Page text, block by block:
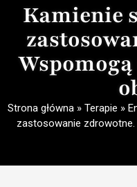
Kamienie
Strona główna » Terapie »
zastosowanie